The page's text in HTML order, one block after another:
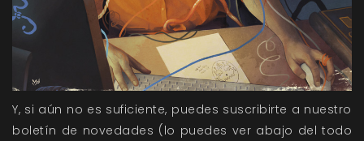
Y, si aún no es suficiente, puedes suscribirte a nuestro
boletín de novedades (lo puedes ver abajo del todo